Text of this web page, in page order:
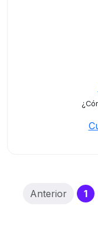
Anterior 1